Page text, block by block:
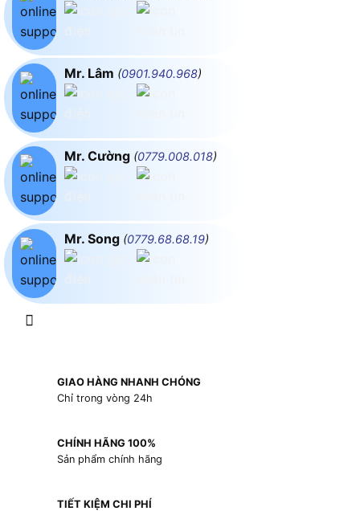
Mr. Lâm (0901.940.968)
Mr. Cường (0779.008.018)
Mr. Song (0779.68.68.19)
GIAO HÀNG NHANH CHÓNG
Chỉ trong vòng 24h
CHÍNH HÃNG 100%
Sản phẩm chính hãng
TIẾT KIỆM CHI PHÍ